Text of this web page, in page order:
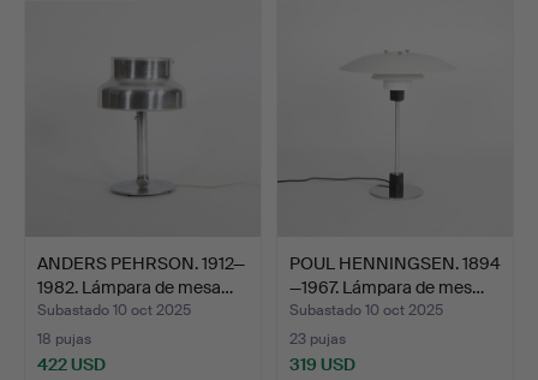
ANDERS PEHRSON. 1912—
1982. Lámpara de mesa…
Subastado 10 oct 2025
18 pujas
422 USD
POUL HENNINGSEN. 1894
—1967. Lámpara de mes…
Subastado 10 oct 2025
23 pujas
319 USD